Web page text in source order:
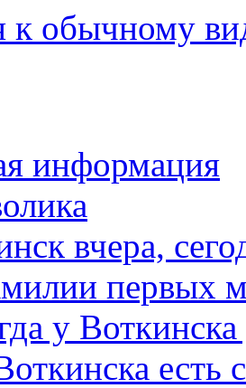
к обычному
информация
вчера,
первых
у
есть